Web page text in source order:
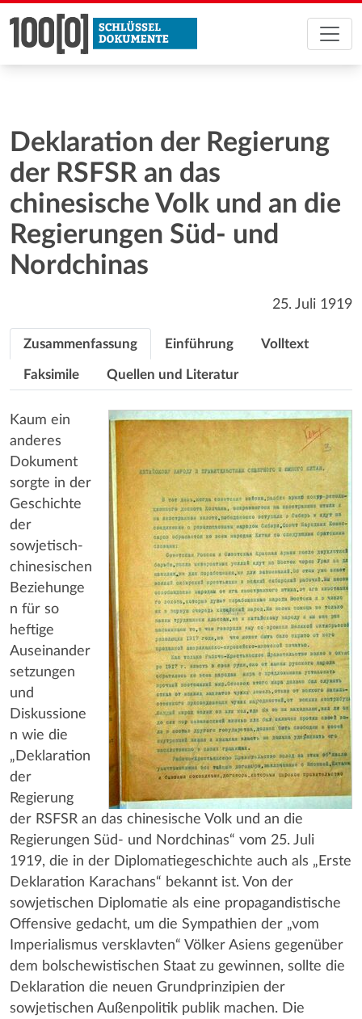
Deklaration der Regierung
der RSFSR an das
chinesische Volk und an die
Regierungen Süd- und
Nordchinas
25. Juli 1919
Zusammenfassung Einführung Volltext
Faksimile Quellen und Literatur
Kaum ein
anderes
Dokument
sorgte in der
Geschichte
der
sowjetisch-
chinesischen
Beziehunge
n für so
heftige
Auseinander
setzungen
und
Diskussione
n wie die
„Deklaration
der
Regierung
der RSFSR an das chinesische Volk und an die
Regierungen Süd- und Nordchinas“ vom 25. Juli
1919, die in der Diplomatiegeschichte auch als „Erste
Deklaration Karachans“ bekannt ist. Von der
sowjetischen Diplomatie als eine propagandistische
Offensive gedacht, um die Sympathien der „vom
Imperialismus versklavten“ Völker Asiens gegenüber
dem bolschewistischen Staat zu gewinnen, sollte die
Deklaration die neuen Grundprinzipien der
sowjetischen Außenpolitik publik machen. Die